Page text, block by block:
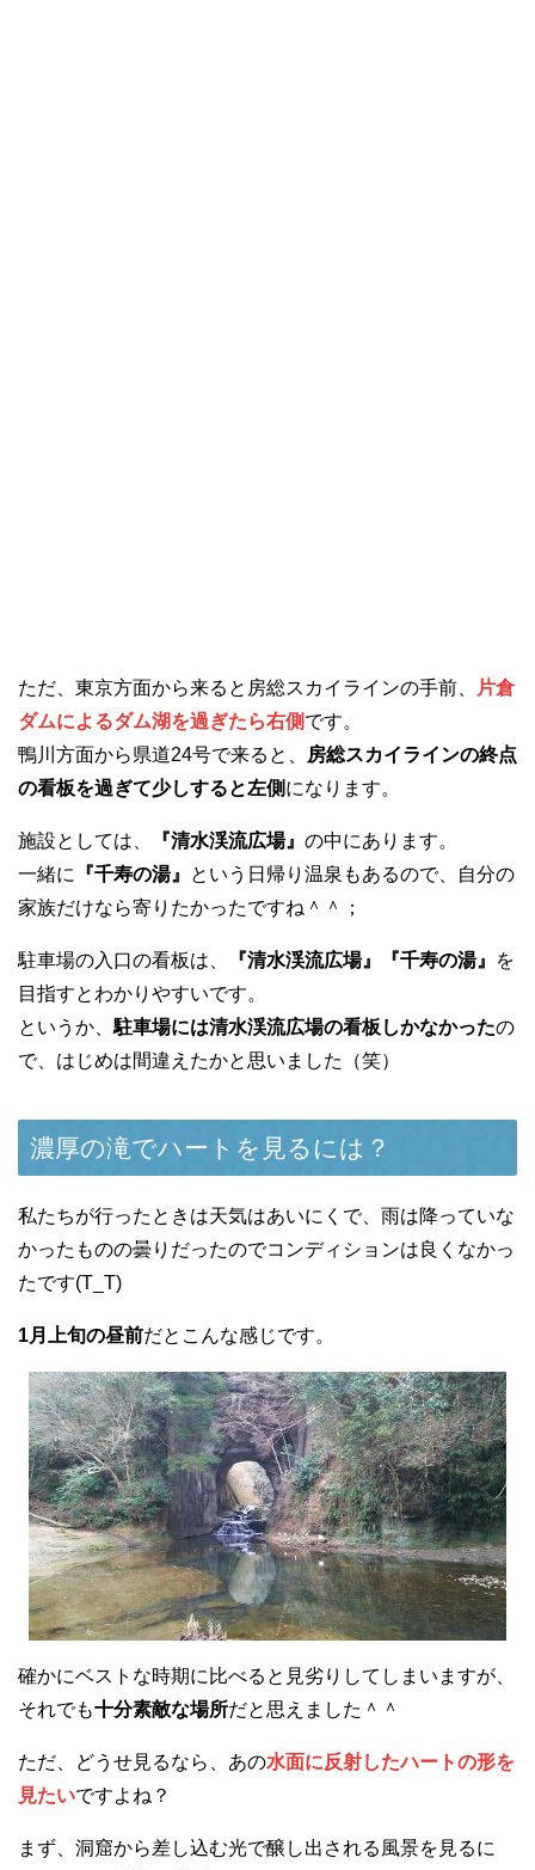
ただ、東京方面から来ると房総スカイラインの手前、
片倉
ダムによるダム湖を過ぎたら右側 です。
鴨川方面から県道24号で来ると、
房総スカイラインの終点
の看板を過ぎて少しすると左側 になります。
施設としては、 『清水渓流広場』 の中にあります。
一緒に
『千寿の湯』
という日帰り温泉もあるので、自分の
家族だけなら寄りたかったですね＾＾；
駐車場の入口の看板は、 『清水渓流広場』『千寿の湯』
を
目指すとわかりやすいです。
というか、 駐車場には清水渓流広場の看板しかなかったの
で、はじめは間違えたかと思いました（笑）
濃厚の滝でハートを見るには？
私たちが行ったときは天気はあいにくで、雨は降っていな
かったものの曇りだったのでコンディションは良くなかっ
たです(T_T)
1月上旬の昼前だとこんな感じです。
確かにベストな時期に比べると見劣りしてしまいますが、
それでも十分素敵な場所だと思えました＾＾
ただ、どうせ見るなら、あの水面に反射したハートの形を
見たいですよね？
まず、洞窟から差し込む光で醸し出される風景を見るに